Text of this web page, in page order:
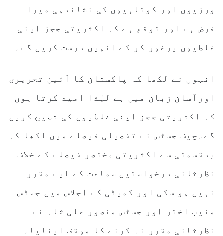
ورزیوں اور کوتاہیوں کی نشاندہی میرا
فرض ہے اور توقع ہے کہ اکثریتی ججز اپنی
غلطیوں پرغور کر کے انہیں درست کریں گے۔
انہوں نے لکھا کہ پاکستان کا آئین تحریری
اورآسان زبان میں ہے لہٰذا امید کرتا ہوں
کہ اکثریتی ججز اپنی غلطیوں کی تصیح کریں
گے۔چیف جسٹس نے تفصیلی فیصلے میں لکھا کہ
بدقسمتی سے اکثریتی مختصر فیصلے کے خلاف
نظرثانی درخواستیں سماعت کے لیے مقرر
نہیں ہو سکی اور کمیٹی کے اجلاس میں جسٹس
منیب اختر اور جسٹس منصور علی شاہ نے
نظرثانی مقرر نہ کرنے کا موقف اپنایا۔